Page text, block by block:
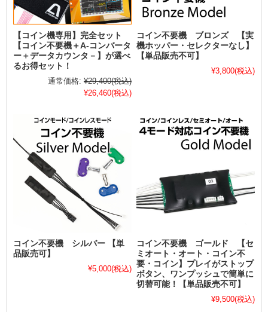
【コイン機専用】完全セット
【コイン不要機＋A-コンバータ
ー＋データカウンタ－】が選べ
るお得セット！
通常価格: ¥29,400(税込)
¥26,460(税込)
コイン不要機 ブロンズ 【実
機ホッパー・セレクターなし】
【単品販売不可】
¥3,800(税込)
コイン不要機 シルバー 【単
品販売可】
¥5,000(税込)
コイン不要機 ゴールド 【セ
ミオート・オート・コイン不
要・コイン】プレイがストップ
ボタン、ワンプッシュで簡単に
切替可能！【単品販売不可】
¥9,500(税込)